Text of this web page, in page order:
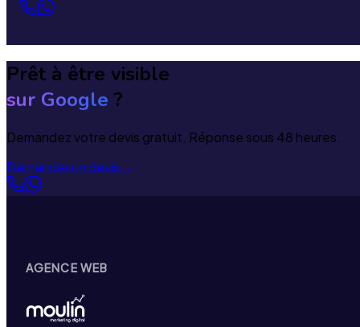
Prêt à être visible
sur Google ?
Demandez votre devis gratuit. Réponse sous 48 heures.
Demander un devis→
AGENCE WEB